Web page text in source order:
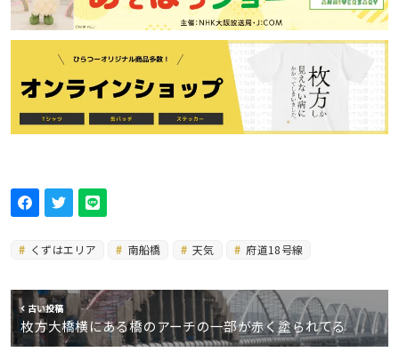
くずはエリア 南船橋 天気 府道18号線
古い投稿
枚方大橋横にある橋のアーチの一部が赤く塗られてる